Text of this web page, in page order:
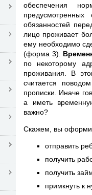
обеспечения
обязанностей
лицо проживает
ему необходимо
(форма 3).
по некоторому
проживания. В
считается
прописки. Иначе
а иметь
важно?
Скажем, вы
отправить
получить
получить
примкнуть к